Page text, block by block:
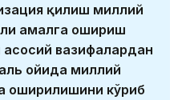
қилиш миллий
амалга ошириш
вазифалардан
ойида миллий
оширилишини кўриб